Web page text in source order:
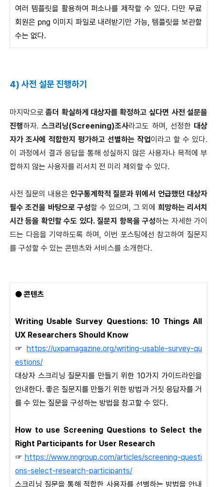
여러 템플릿을 활용하여 퍼소나를 제작할 수 있다. 다만 무료
회원은 png 이미지 파일로 내려받기만 가능, 템플릿을 보관할
수는 없다.
4) 사전 설문 진행하기
마지막으로좀더 확실하게 대상자를 확정하고 싶다면 사전 설문을
진행하자.스크리닝(Screening)조사라고도 하며, 선정한 대상
자가 조사에 적합한지 평가하고 선별하는 작업이라고 할 수 있다.
이 과정에서 결과 응답을 통해 성실하지 않은 사용자나 목적에 부
합하지 않는 사용자를 리서치 전 미리 제외할 수 있다.
사전 질문의 내용은 인구통계학적 질문과 위에서 언급했던 대상자
필수 조건을 바탕으로 구성할 수 있으며, 그 외에 희망하는 리서치
시간 등을 확인할 수도 있다. 질문지 항목을 구성하는 자세한 가이
드는 다음을 기약하도록 하며, 이번 포스팅에선 참고하여 질문지
를 구성할 수 있는 콘텐츠와 서비스를 소개한다.
● 콘텐츠
Writing Usable Survey Questions: 10 Things All
UX Researchers Should Know
☞ https://uxpamagazine.org/writing-usable-survey-qu
estions/
대상자 스크리닝 질문지를 만들기 위한 10가지 가이드라인을
안내한다. 좋은 질문지를 만들기 위한 방법과 거짓 응답자를 거
를 수 있는 질문을 구성하는 방법을 참고할 수 있다.
How to use Screening Questions to Select the
Right Participants for User Research
☞ https://www.nngroup.com/articles/screening-questi
ons-select-research-participants/
스크리닝 질문을 통해 적합한 사용자를 선별하는 방법을 안내